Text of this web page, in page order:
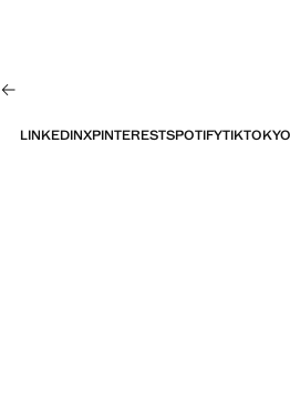
TIKTOK
SPOTIFY
PINTEREST
X
LINKEDIN